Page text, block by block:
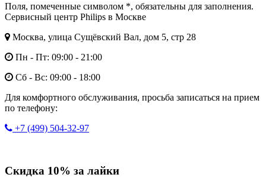
Поля, помеченные символом *, обязательны для заполнения.
Сервисный центр Philips в Москве
Москва, улица Сущёвский Вал, дом 5, стр 28
Пн - Пт: 09:00 - 21:00
Сб - Вс: 09:00 - 18:00
Для комфортного обслуживания, просьба записаться на прием
по телефону:
+7 (499) 504-32-97
Скидка 10% за лайки